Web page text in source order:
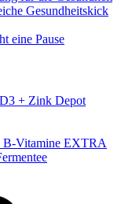
Gesundheitskick
eine Pause
+ Zink Depot
B-Vitamine EXTRA